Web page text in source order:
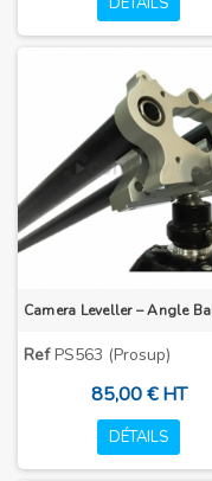
RefPS563 (Prosup)
85,00 € HT
DÉTAILS